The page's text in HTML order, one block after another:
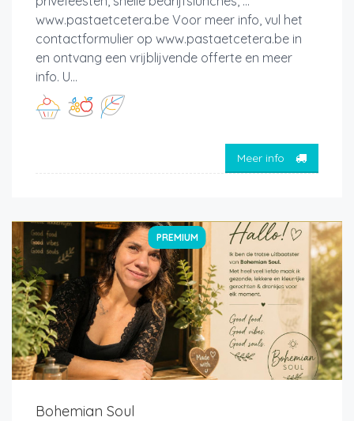
www.pastaetcetera.be Voor meer info, vul het
contactformulier op www.pastaetcetera.be in
en ontvang een vrijblijvende offerte en meer
info. U...
Meer info
PREMIUM
Bohemian Soul